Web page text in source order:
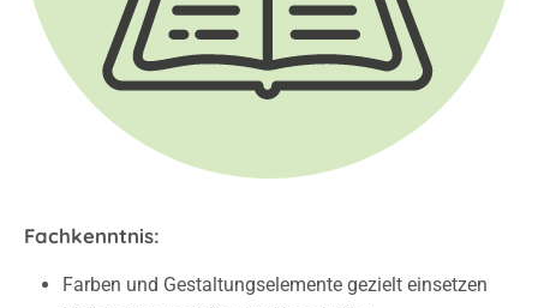
Fachkenntnis:
Farben und Gestaltungselemente gezielt einsetzen